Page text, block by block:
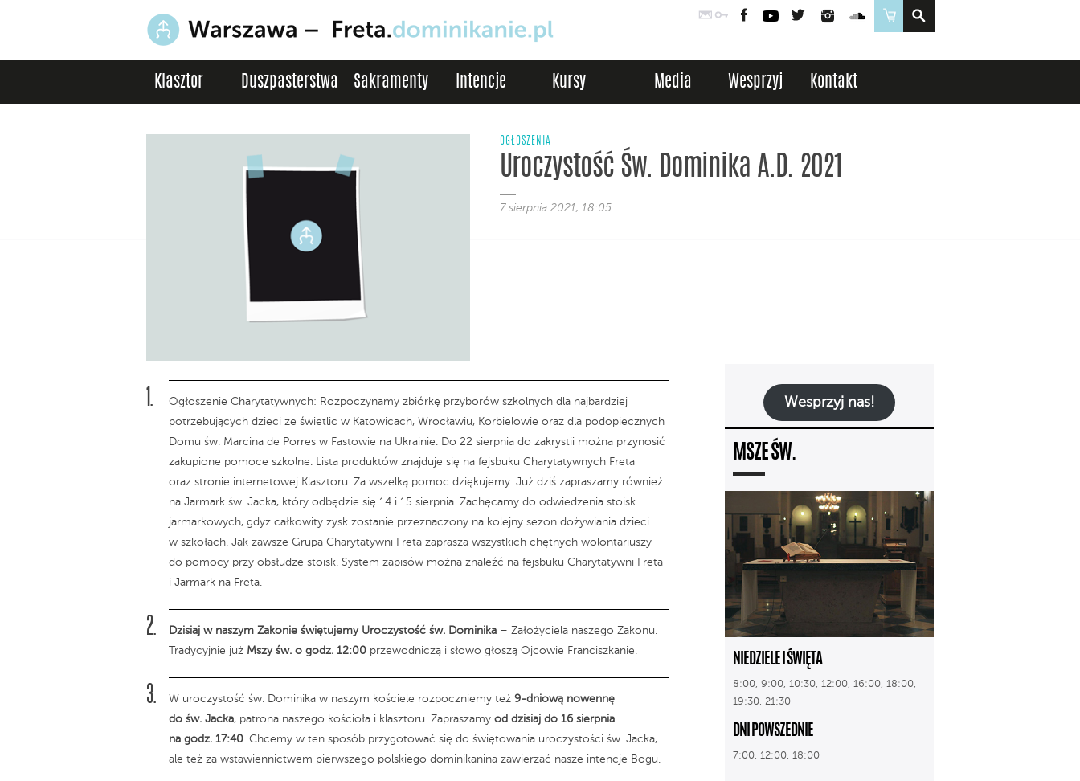
PocztaLogowanie
FacebookYouTubeTwitter InstagramSoundCloud
Sklep
Klasztor Duszpasterstwa Sakramenty Intencje Kursy Media Wesprzyj Kontakt
OGŁOSZENIA
Uroczystość Św. Dominika A.D. 2021
7 sierpnia 2021, 18:05
Ogłoszenie Charytatywnych: Rozpoczynamy zbiórkę przyborów szkolnych dla najbardziej
potrzebujących dzieci ze świetlic w Katowicach, Wrocławiu, Korbielowie oraz dla podopiecznych
Domu św. Marcina de Porres w Fastowie na Ukrainie. Do 22 sierpnia do zakrystii można przynosić
zakupione pomoce szkolne. Lista produktów znajduje się na fejsbuku Charytatywnych Freta
oraz stronie internetowej Klasztoru. Za wszelką pomoc dziękujemy. Już dziś zapraszamy również
na Jarmark św. Jacka, który odbędzie się 14 i 15 sierpnia. Zachęcamy do odwiedzenia stoisk
jarmarkowych, gdyż całkowity zysk zostanie przeznaczony na kolejny sezon dożywiania dzieci
w szkołach. Jak zawsze Grupa Charytatywni Freta zaprasza wszystkich chętnych wolontariuszy
do pomocy przy obsłudze stoisk. System zapisów można znaleźć na fejsbuku Charytatywni Freta
i Jarmark na Freta.
Dzisiaj w naszym Zakonie świętujemy Uroczystość św. Dominika – Założyciela naszego Zakonu.
Tradycyjnie już Mszy św. o godz. 12:00 przewodniczą i słowo głoszą Ojcowie Franciszkanie.
W uroczystość św. Dominika w naszym kościele rozpoczniemy też 9-dniową nowennę
do św. Jacka, patrona naszego kościoła i klasztoru. Zapraszamy od dzisiaj do 16 sierpnia
na godz. 17:40. Chcemy w ten sposób przygotować się do świętowania uroczystości św. Jacka,
ale też za wstawiennictwem pierwszego polskiego dominikanina zawierzać nasze intencje Bogu.
Wesprzyj nas!
MSZE ŚW.
NIEDZIELE I ŚWIĘTA
8:00, 9:00, 10:30, 12:00, 16:00, 18:00,
19:30, 21:30
DNI POWSZEDNIE
7:00, 12:00, 18:00